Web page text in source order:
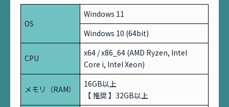
OS
Windows 11
Windows 10 (64bit)
CPU
x64 / x86_64 (AMD Ryzen, Intel
Core i, Intel Xeon)
メモリ（RAM）
16GB以上
【 推奨 】32GB以上